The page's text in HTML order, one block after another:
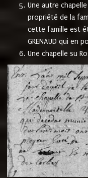
Une autre
propriété de la
cette famille est
GRENAUD qui en
Une chapelle su